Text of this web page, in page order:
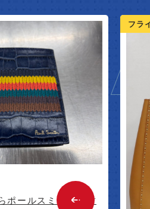
ミスのお財
フライズ 鳥栖